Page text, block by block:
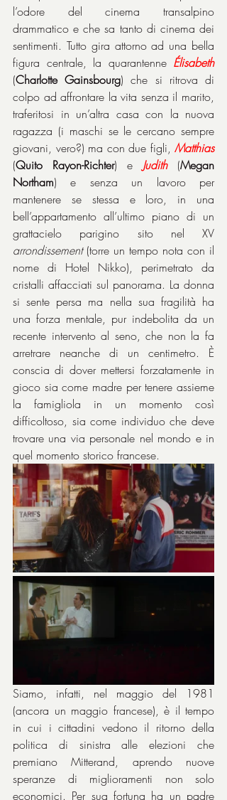
l’odore del cinema transalpino
drammatico e che sa tanto di cinema dei
sentimenti. Tutto gira attorno ad una bella
figura centrale, la quarantenne Élisabeth
(Charlotte Gainsbourg) che si ritrova di
colpo ad affrontare la vita senza il marito,
traferitosi in un’altra casa con la nuova
ragazza (i maschi se le cercano sempre
giovani, vero?) ma con due figli, Matthias
(Quito Rayon-Richter) e Judith (Megan
Northam) e senza un lavoro per
mantenere se stessa e loro, in una
bell’appartamento all’ultimo piano di un
arrondissement (torre un tempo nota con il
nome di Hotel Nikko), perimetrato da
cristalli affacciati sul panorama. La donna
si sente persa ma nella sua fragilità ha
una forza mentale, pur indebolita da un
recente intervento al seno, che non la fa
arretrare neanche di un centimetro. È
conscia di dover mettersi forzatamente in
gioco sia come madre per tenere assieme
la famigliola in un momento così
difficoltoso, sia come individuo che deve
trovare una via personale nel mondo e in
quel momento storico francese.
Siamo, infatti, nel maggio del 1981
(ancora un maggio francese), è il tempo
in cui i cittadini vedono il ritorno della
politica di sinistra alle elezioni che
premiano Mitterand, aprendo nuove
speranze di miglioramenti non solo
economici. Per sua fortuna ha un padre